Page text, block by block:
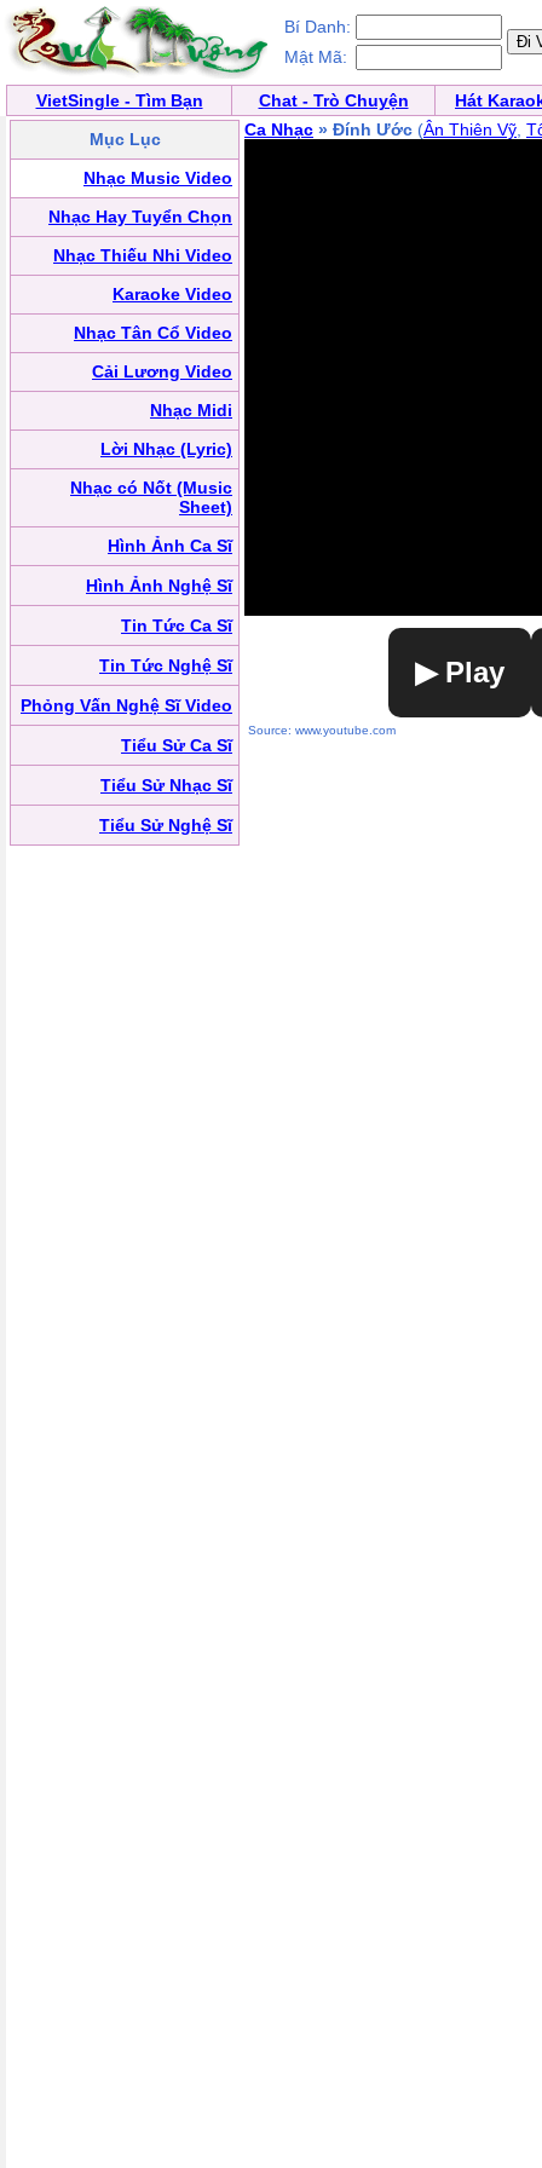
Bí Danh:
Mật Mã:
VietSingle - Tìm Bạn Chat - Trò Chuyện
Hát
Mục Lục
Nhạc Music Video
Nhạc Hay Tuyển Chọn
Nhạc Thiếu Nhi Video
Karaoke Video
Nhạc Tân Cổ Video
Cải Lương Video
Nhạc Midi
Lời Nhạc (Lyric)
Nhạc có Nốt (Music
Sheet)
Hình Ảnh Ca Sĩ
Hình Ảnh Nghệ Sĩ
Tin Tức Ca Sĩ
Tin Tức Nghệ Sĩ
Phỏng Vấn Nghệ Sĩ Video
Tiểu Sử Ca Sĩ
Tiểu Sử Nhạc Sĩ
Tiểu Sử Nghệ Sĩ
Ca Nhạc » Đính Ước (Ân Thiên Vỹ
▶ Play
Source: www.youtube.com